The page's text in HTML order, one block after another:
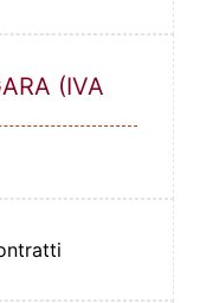
(IVA